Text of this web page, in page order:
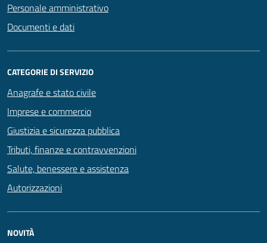
Personale amministrativo
Documenti e dati
CATEGORIE DI SERVIZIO
Anagrafe e stato civile
Imprese e commercio
Giustizia e sicurezza pubblica
Tributi, finanze e contravvenzioni
Salute, benessere e assistenza
Autorizzazioni
NOVITÀ